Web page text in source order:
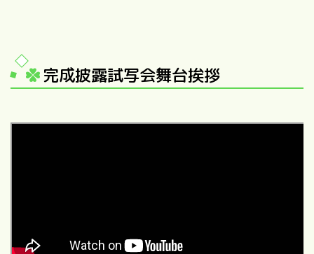
完成披露試写会舞台挨拶